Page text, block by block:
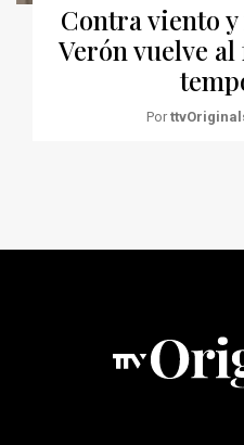
Contra viento
Verón vuelve
Por